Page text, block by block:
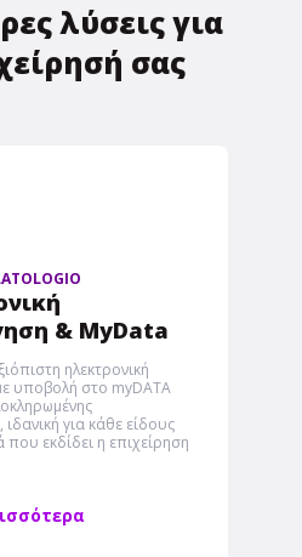
λύσεις για
σας
& MyData
ηλεκτρονική
στο myDATA
για κάθε είδους
εκδίδει η επιχείρηση